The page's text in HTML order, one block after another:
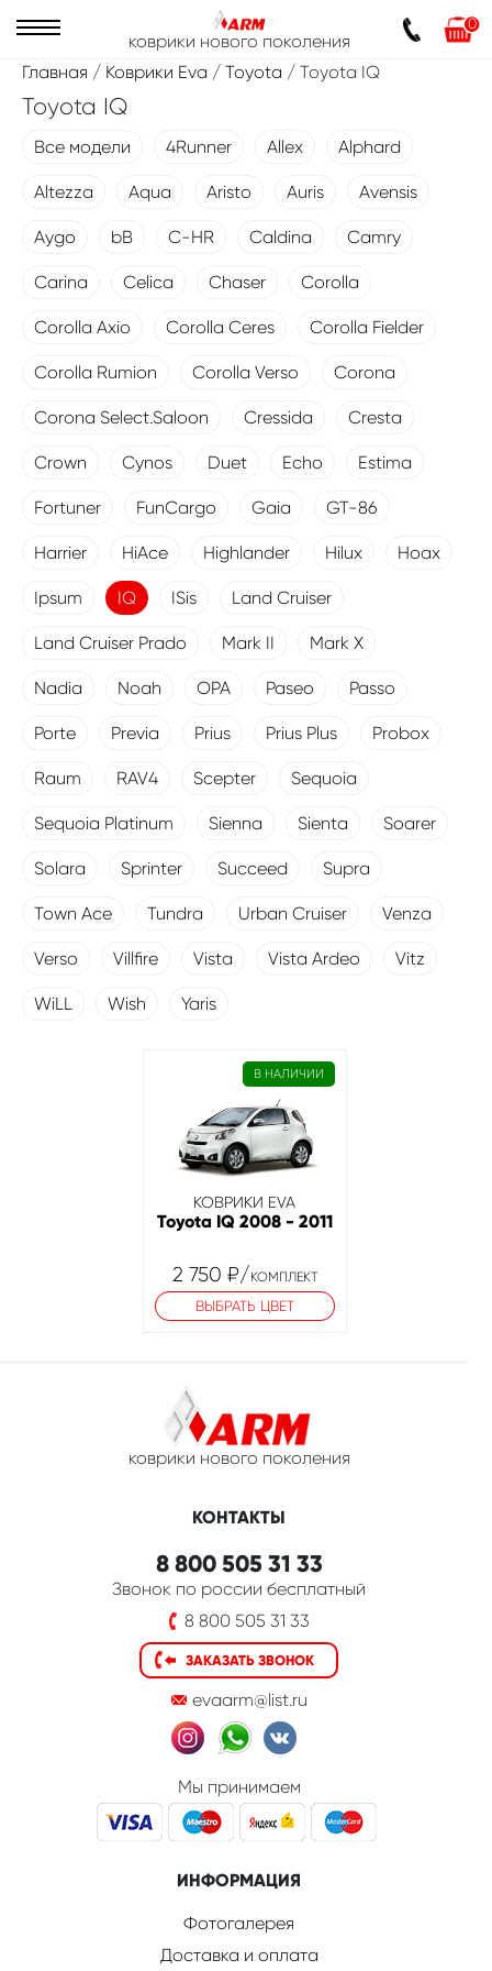
коврики нового поколения
0
Главная / Коврики Eva / Toyota / Toyota IQ
Toyota IQ
Все модели 4Runner Allex Alphard
Altezza Aqua Aristo Auris Avensis
Aygo bB C-HR Caldina Camry
Carina Celica Chaser Corolla
Corolla Axio Corolla Ceres Corolla Fielder
Corolla Rumion Corolla Verso Corona
Corona Select.Saloon Cressida Cresta
Crown Cynos Duet Echo Estima
Fortuner FunCargo Gaia GT-86
Harrier HiAce Highlander Hilux Hoax
Ipsum IQ ISis Land Cruiser
Land Cruiser Prado Mark II Mark X
Nadia Noah OPA Paseo Passo
Porte Previa Prius Prius Plus Probox
Raum RAV4 Scepter Sequoia
Sequoia Platinum Sienna Sienta Soarer
Solara Sprinter Succeed Supra
Town Ace Tundra Urban Cruiser Venza
Verso Villfire Vista Vista Ardeo Vitz
WiLL Wish Yaris
В НАЛИЧИИ
КОВРИКИ EVA
Toyota IQ 2008 - 2011
2 750 ₽/КОМПЛЕКТ
ВЫБРАТЬ ЦВЕТ
коврики нового поколения
КОНТАКТЫ
8 800 505 31 33
Звонок по россии бесплатный
8 800 505 31 33
ЗАКАЗАТЬ ЗВОНОК
evaarm@list.ru
Мы принимаем
ИНФОРМАЦИЯ
Фотогалерея
Доставка и оплата